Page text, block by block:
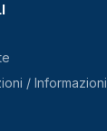
/ Informazioni